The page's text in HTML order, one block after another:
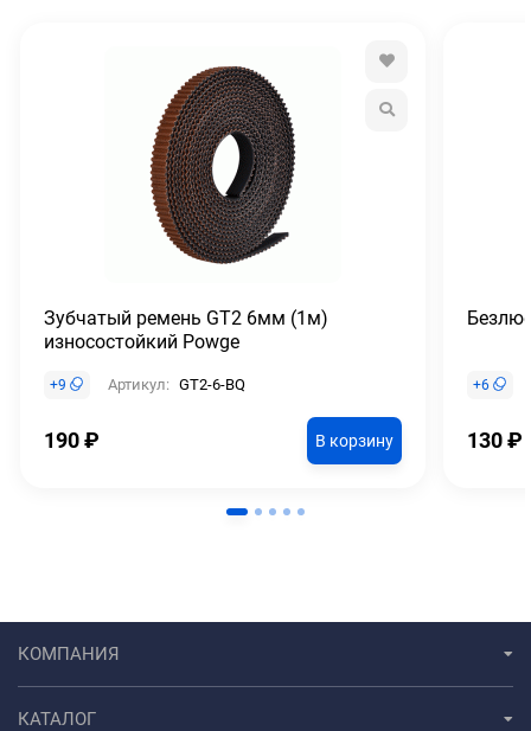
Зубчатый ремень GT2 6мм (1м)
износостойкий Powge
+9 Артикул: GT2-6-BQ
190₽ В корзину
+6
130₽
КОМПАНИЯ
КАТАЛОГ